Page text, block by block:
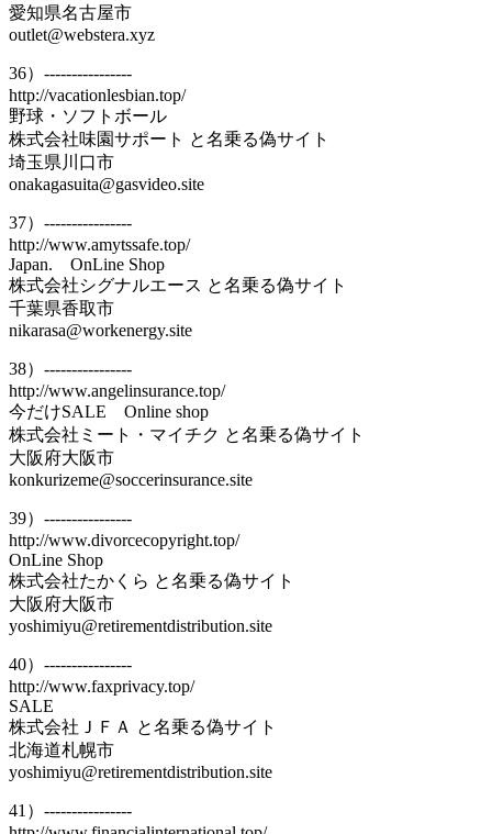
愛知県名古屋市
outlet@webstera.xyz
36）----------------
http://vacationlesbian.top/
野球・ソフトボール
株式会社味園サポート と名乗る偽サイト
埼玉県川口市
onakagasuita@gasvideo.site
37）----------------
http://www.amytssafe.top/
Japan. OnLine Shop
株式会社シグナルエース と名乗る偽サイト
千葉県香取市
nikarasa@workenergy.site
38）----------------
http://www.angelinsurance.top/
今だけSALE Online shop
株式会社ミート・マイチク と名乗る偽サイト
大阪府大阪市
konkurizeme@soccerinsurance.site
39）----------------
http://www.divorcecopyright.top/
OnLine Shop
株式会社たかくら と名乗る偽サイト
大阪府大阪市
yoshimiyu@retirementdistribution.site
40）----------------
http://www.faxprivacy.top/
SALE
株式会社ＪＦＡ と名乗る偽サイト
北海道札幌市
yoshimiyu@retirementdistribution.site
41）----------------